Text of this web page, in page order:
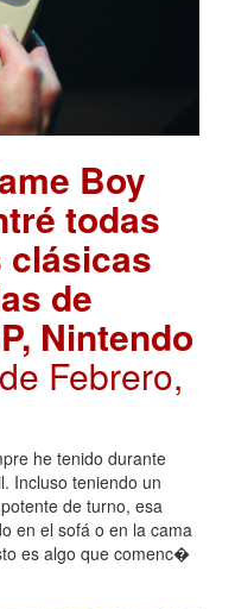
Boy
todas
de
Nintendo
Febrero,
he tenido durante
Incluso teniendo un
de turno, esa
en el sofá o en la cama
es algo que comenc�